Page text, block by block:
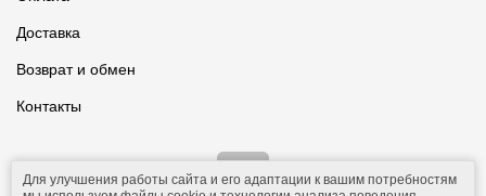
Доставка
Возврат и обмен
Контакты
Для улучшения работы сайта и его адаптации к вашим потребностям